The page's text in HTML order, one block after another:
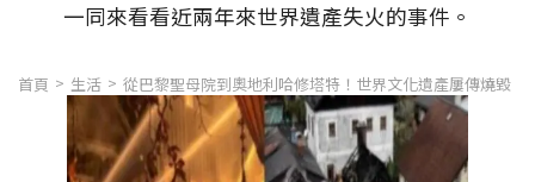
一同來看看近兩年來世界遺產失火的事件。
首頁 生活 從巴黎聖母院到奧地利哈修塔特！世界文化遺產屢傳燒毀